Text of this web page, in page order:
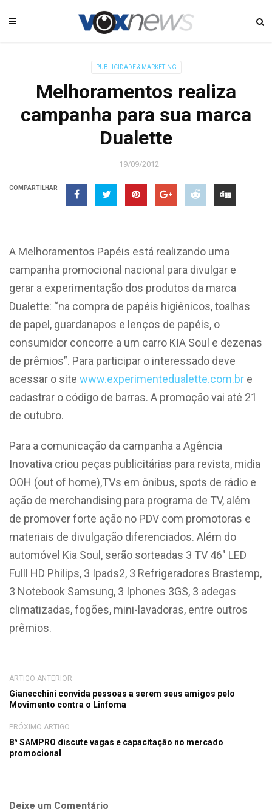
PUBLICIDADE & MARKETING
Melhoramentos realiza
campanha para sua marca
Dualette
19/09/2012
COMPARTILHAR
A Melhoramentos Papéis está realizando uma
campanha promocional nacional para divulgar e
gerar a experimentação dos produtos da marca
Dualette: “na compra de papéis higiênicos, toalhas
de papel, guardanapos e lenços de papéis, o
consumidor concorre a um carro KIA Soul e dezenas
de prêmios”. Para participar o interessado deve
acessar o site www.experimentedualette.com.br e
cadastrar o código de barras. A promoção vai até 21
de outubro.
Para a comunicação da campanha a Agência
Inovativa criou peças publicitárias para revista, midia
OOH (out of home),TVs em ônibus, spots de rádio e
ação de merchandising para programa de TV, além
de promover forte ação no PDV com promotoras e
materiais de divulgação diferenciados. Além do
automóvel Kia Soul, serão sorteadas 3 TV 46″ LED
Fulll HD Philips, 3 Ipads2, 3 Refrigeradores Brastemp,
3 Notebook Samsung, 3 Iphones 3GS, 3 adegas
climatizadas, fogões, mini-lavadoras, entre outros
prêmios.
ARTIGO ANTERIOR
Gianecchini convida pessoas a serem seus amigos pelo
Movimento contra o Linfoma
PRÓXIMO ARTIGO
8ª SAMPRO discute vagas e capacitação no mercado
promocional
Deixe um Comentário